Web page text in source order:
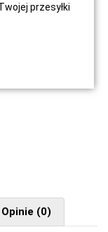
przesyłki
Opinie (0)